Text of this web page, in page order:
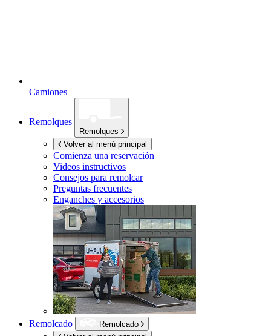
Camiones
Remolques
Remolques
Volver al menú principal
Comienza una reservación
Videos instructivos
Consejos para remolcar
Preguntas frecuentes
Enganches y accesorios
Remolcado
Remolcado